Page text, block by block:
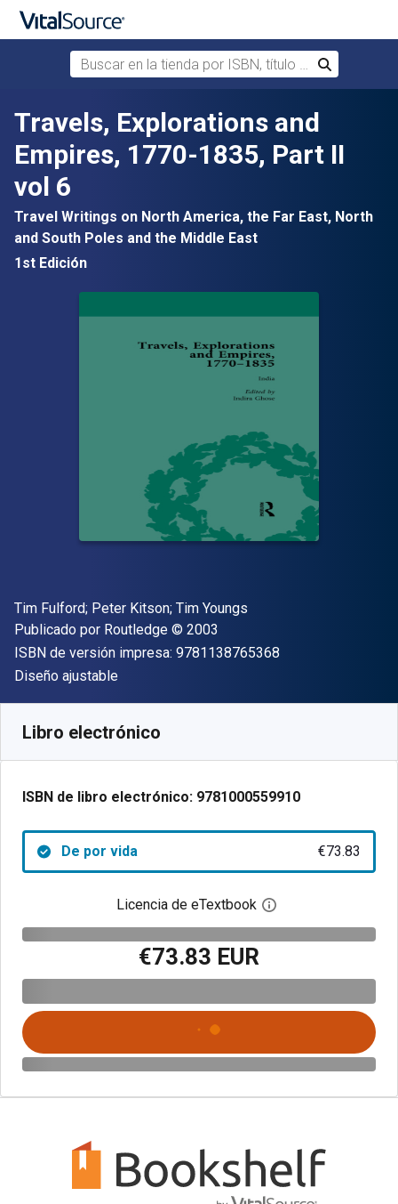
Saltar al contenido principal
Buscar en la tienda por ISBN, título o autor
Buscar
Travels, Explorations and
Empires, 1770-1835, Part II
vol 6
Travel Writings on North America, the Far East, North
and South Poles and the Middle East
1st Edición
Autor(es)
Tim Fulford; Peter Kitson; Tim Youngs
Editorial
Publicado por Routledge Copyright
© 2003
ISBN de versión impresa: 9781138765368
Formato
Diseño ajustable
Libro electrónico
ISBN de libro electrónico: 9781000559910
De por vida €73.83
Licencia de eTextbook Abre el cuadro de
€73.83 EUR